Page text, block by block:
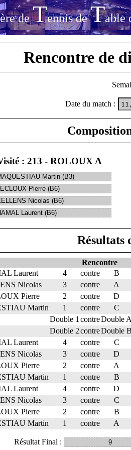
deTennis deTable
Rencontre de
Date du match :
: 213 - ROLOUX A
Résultats
Rencontre
Laurent 4 contre B
Nicolas 3 contre A
Pierre 2 contre D
Martin 1 contre C
Double 1 contreDouble A
Double 2contreDouble B
Laurent 4 contre C
Nicolas 3 contre D
Pierre 2 contre A
Martin 1 contre B
Laurent 4 contre D
Nicolas 3 contre C
Pierre 2 contre B
Martin 1 contre A
Résultat Final :